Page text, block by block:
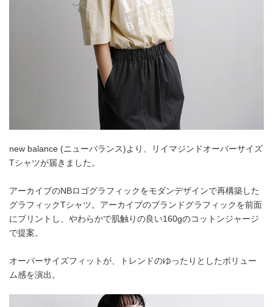
new balance (ニューバランス)より、リイマジンドオーバーサイズ
Tシャツが届きました。
アーカイブのNBロゴグラフィックをモダンデザインで再構築した
グラフィックTシャツ。アーカイブのブランドグラフィックを前面
にプリントし、やわらかで肌触りの良い160gのコットンジャージ
で提案。
オーバーサイズフィットが、トレンドのゆったりとしたボリュー
ム感を演出。